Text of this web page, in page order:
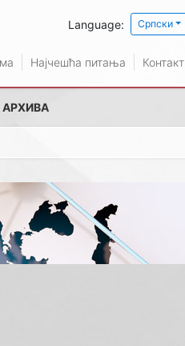
Language: Српски
Најчешћа питања Контакт
АРХИВА